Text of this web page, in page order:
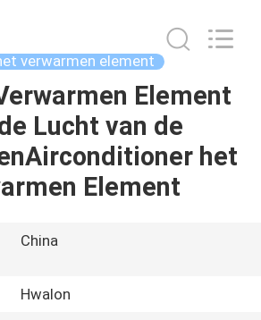
verwarmen element
Element
Lucht van de
het
Element
China
Hwalon